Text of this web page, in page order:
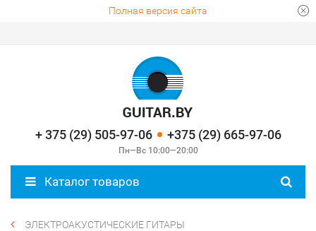
Полная версия сайта
+ 375 (29) 505-97-06 +375 (29) 665-97-06
Пн—Вс 10:00—20:00
Каталог товаров
ЭЛЕКТРОАКУСТИЧЕСКИЕ ГИТАРЫ